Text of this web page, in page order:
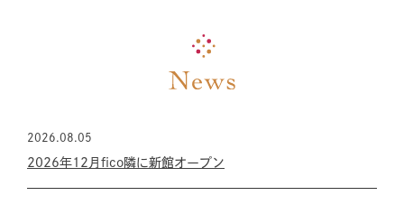
2026.08.05
2026年12月fico隣に新館オープン